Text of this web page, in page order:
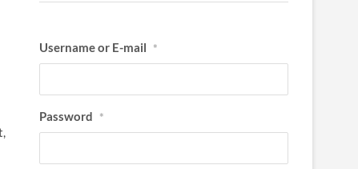
Username or E-mail *
Password *